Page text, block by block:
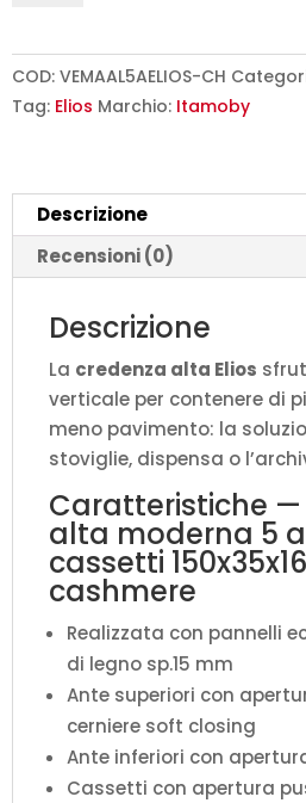
ante/3
cassetti
Elios
cashmere
quantità
COD: VEMAAL5AELIOS-CH
Tag: Elios Marchio: Itamoby
Descrizione
Recensioni (0)
Descrizione
La credenza alta Elios
verticale per contenere di
meno pavimento: la
stoviglie, dispensa o
Caratteristiche —
alta moderna 5
cassetti
cashmere
Realizzata con pannelli
di legno sp.15 mm
Ante superiori con
cerniere soft closing
Ante inferiori con
Cassetti con apertura